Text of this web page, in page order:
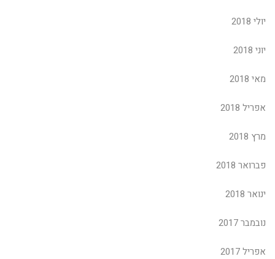
יולי 2018
יוני 2018
מאי 2018
אפריל 2018
מרץ 2018
פברואר 2018
ינואר 2018
נובמבר 2017
אפריל 2017